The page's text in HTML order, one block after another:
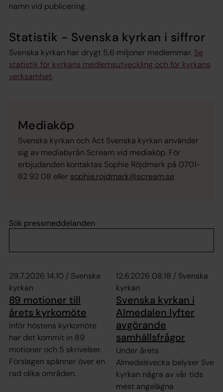
namn vid publicering.
Statistik - Svenska kyrkan i siffror
Svenska kyrkan har drygt 5,6 miljoner medlemmar. Se
statistik för kyrkans medlemsutveckling och för kyrkans
verksamhet.
Mediaköp
Svenska kyrkan och Act Svenska kyrkan använder
sig av mediabyrån Scream vid mediaköp. För
erbjudanden kontaktas Sophie Röjdmark på 0701-
62 92 08 eller sophie.rojdmark@scream.se
Sök pressmeddelanden
29.7.2026 14.10 / Svenska
kyrkan
89 motioner till
årets kyrkomöte
Inför höstens kyrkomöte
har det kommit in 89
motioner och 5 skrivelser.
Förslagen spänner över en
rad olika områden.
12.6.2026 08.18 / Svenska
kyrkan
Svenska kyrkan i
Almedalen lyfter
avgörande
samhällsfrågor
Under årets
Almedalsvecka belyser
kyrkan några av vår tids
mest angelägna